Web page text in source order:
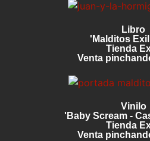
Libro
'Malditos
Tienda
Venta
Vinilo
'Baby Scream -
Tienda
Venta